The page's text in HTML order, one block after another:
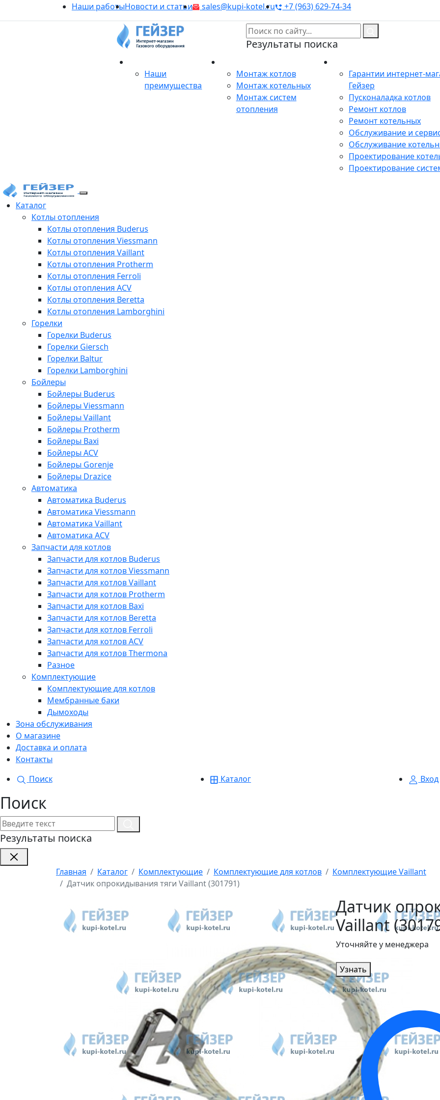
Наши работыНовости и статьи sales@kupi-kotel.ru +7 (963) 629-74-34
Результаты поиска
Наши
преимущества
Монтаж котлов
Монтаж котельных
Монтаж систем
отопления
Гарантии интернет-
Гейзер
Пусконаладка котлов
Ремонт котлов
Ремонт котельных
Обслуживание и
Обслуживание
Проектирование
Проектирование
Каталог
Котлы отопления
Котлы отопления Buderus
Котлы отопления Viessmann
Котлы отопления Vaillant
Котлы отопления Protherm
Котлы отопления Ferroli
Котлы отопления ACV
Котлы отопления Beretta
Котлы отопления Lamborghini
Горелки
Горелки Buderus
Горелки Giersch
Горелки Baltur
Горелки Lamborghini
Бойлеры
Бойлеры Buderus
Бойлеры Viessmann
Бойлеры Vaillant
Бойлеры Protherm
Бойлеры Baxi
Бойлеры ACV
Бойлеры Gorenje
Бойлеры Drazice
Автоматика
Автоматика Buderus
Автоматика Viessmann
Автоматика Vaillant
Автоматика ACV
Запчасти для котлов
Запчасти для котлов Buderus
Запчасти для котлов Viessmann
Запчасти для котлов Vaillant
Запчасти для котлов Protherm
Запчасти для котлов Baxi
Запчасти для котлов Beretta
Запчасти для котлов Ferroli
Запчасти для котлов ACV
Запчасти для котлов Thermona
Разное
Комплектующие
Комплектующие для котлов
Мембранные баки
Дымоходы
Зона обслуживания
О магазине
Доставка и оплата
Контакты
Поиск
Каталог Вход
Поиск
Результаты поиска
Главная Каталог Комплектующие Комплектующие для котлов
Комплектующие Vaillant
Датчик опрокидывания тяги Vaillant (301791)
Датчик
Vaillant
Уточняйте у менеджера
Узнать